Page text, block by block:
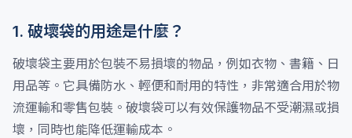
1. 破壞袋的用途是什麼？
破壞袋主要用於包裝不易損壞的物品，例如衣物、書籍、日
用品等。它具備防水、輕便和耐用的特性，非常適合用於物
流運輸和零售包裝。破壞袋可以有效保護物品不受潮濕或損
壞，同時也能降低運輸成本。